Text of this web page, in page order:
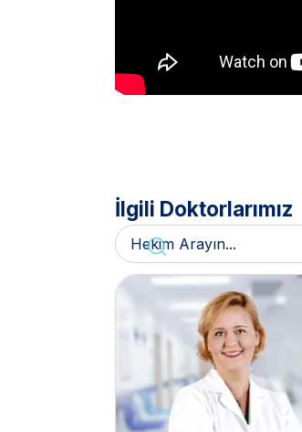
İlgili Doktorlarımız